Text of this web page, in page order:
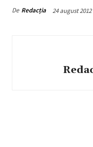
De Redacția 24 august 2012